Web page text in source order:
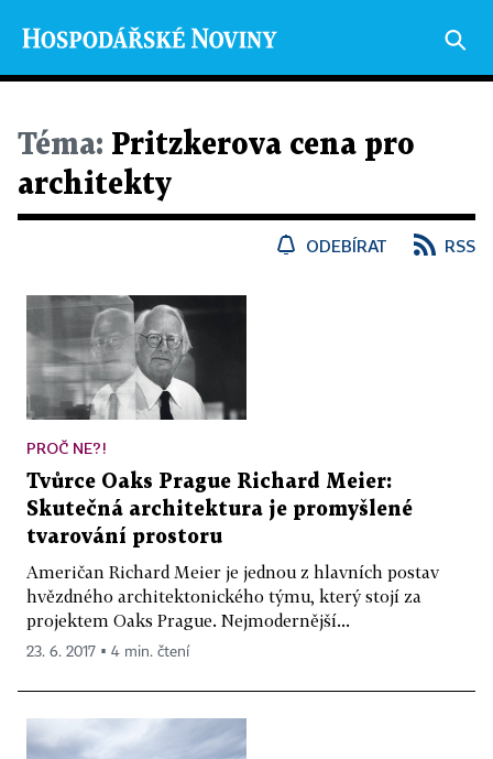
Téma: Pritzkerova cena pro
architekty
ODEBÍRAT RSS
PROČ NE?!
Tvůrce Oaks Prague Richard Meier:
Skutečná architektura je promyšlené
tvarování prostoru
Američan Richard Meier je jednou z hlavních postav
hvězdného architektonického týmu, který stojí za
projektem Oaks Prague. Nejmodernější...
23. 6. 2017 ▪ 4 min. čtení